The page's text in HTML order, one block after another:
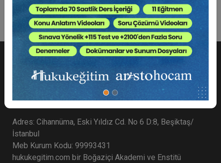
Adres: Cihannüma, Eski Yıldız Cd. No 6 D:8, Beşiktaş/
İstanbul
Meb Kurum Kodu: 99993431
hukukegitim.com bir Boğaziçi Akademi ve Enstitü